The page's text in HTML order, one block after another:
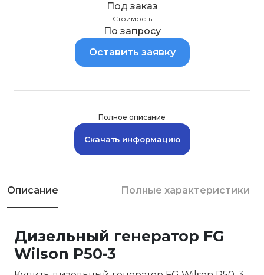
Под заказ
Стоимость
По запросу
Оставить заявку
Полное описание
Скачать информацию
Описание Полные характеристики
Дизельный генератор FG
Wilson P50-3